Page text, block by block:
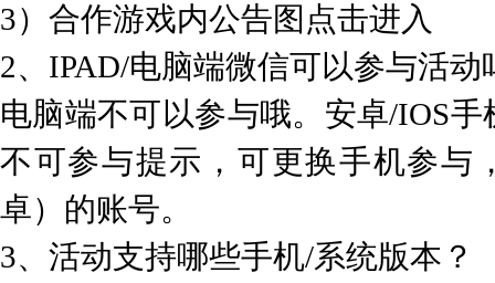
3）合作游戏内公告图点击进入
2、IPAD/电脑端微信可以参与活动
电脑端不可以参与哦。安卓/IOS
不可参与提示，可更换手机参与
卓）的账号。
3、活动支持哪些手机/系统版本？